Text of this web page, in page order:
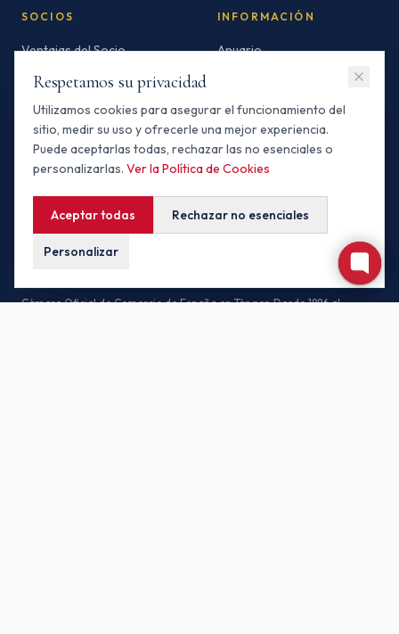
Respetamos su privacidad
Utilizamos cookies para asegurar el funcionamiento del
sitio, medir su uso y ofrecerle una mejor experiencia.
Puede aceptarlas todas, rechazar las no esenciales o
personalizarlas. Ver la Política de Cookies
Aceptar todas Rechazar no esenciales
Personalizar
SOCIOS
Ventajas del Socio
Socios Standard
Socios Premium
Buscador de Socios
INFORMACIÓN
Anuario
Invertir en Marruecos
Cámara Oficial de Comercio de España en Tánger. Desde 1886 al